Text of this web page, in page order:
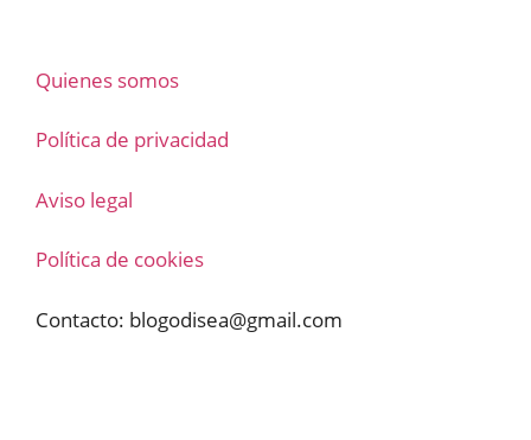
Quienes somos
Política de privacidad
Aviso legal
Política de cookies
Contacto: blogodisea@gmail.com